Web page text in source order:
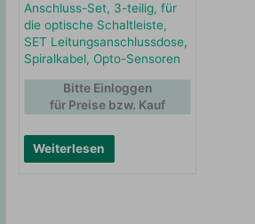
Anschluss-Set, 3-teilig, für
die optische Schaltleiste,
SET Leitungsanschlussdose,
Spiralkabel, Opto-Sensoren
Weiterlesen
Bitte Einloggen
für Preise bzw. Kauf